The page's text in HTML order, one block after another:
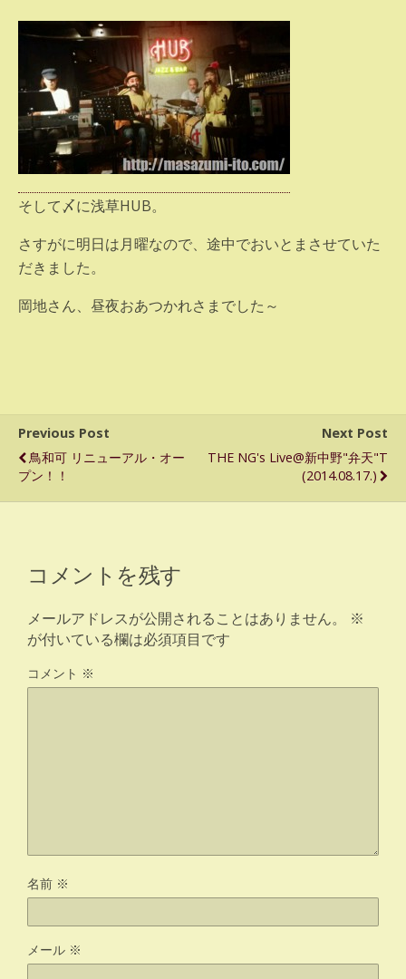
そして〆に浅草HUB。
さすがに明日は月曜なので、途中でおいとまさせていた
だきました。
岡地さん、昼夜おあつかれさまでした～
Previous Post
鳥和可 リニューアル・オー
プン！！
Next Post
THE NG's Live@新中野"弁天"T
(2014.08.17.)
コメントを残す
メールアドレスが公開されることはありません。
※
が付いている欄は必須項目です
コメント ※
名前 ※
メール ※